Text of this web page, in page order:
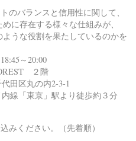
のバランスと信用性に関して、
在する様々な仕組みが、
役割を果たしているのかを
～20:00
２階
丸の内2-3-1
線「東京」駅より徒歩約３分
みください。（先着順）